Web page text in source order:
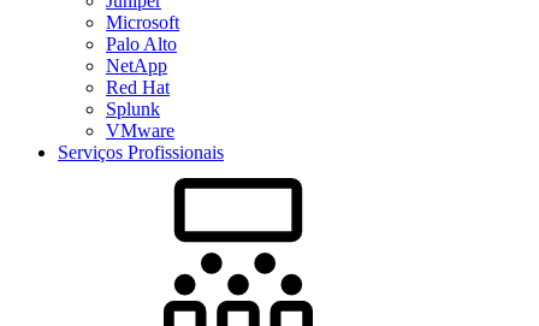
Microsoft
Palo Alto
NetApp
Red Hat
Splunk
VMware
Serviços Profissionais